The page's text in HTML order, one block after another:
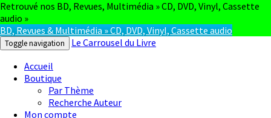
Retrouvé nos BD, Revues, Multimédia » CD, DVD, Vinyl, Cassette
audio »
BD, Revues & Multimédia » CD, DVD, Vinyl, Cassette audio
Toggle navigation
Le Carrousel du Livre
Accueil
Boutique
Par Thème
Recherche Auteur
Mon compte